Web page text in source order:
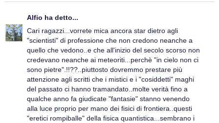
Alfio ha detto...
Cari ragazzi...vorrete mica ancora star dietro agli
"scientisti" di professione che non credono neanche a
quello che vedono..e che all'inizio del secolo scorso non
credevano neanche ai meteoriti...perchè "in cielo non ci
sono pietre".!!??..piuttosto dovremmo prestare più
attenzione agli scritti che i mistici e i "cosiddetti" maghi
del passato ci hanno tramandato..molte verità fino a
qualche anno fa giudicate "fantasie" stanno venendo
alla luce proprio per mano dei fisici di frontiera..questi
"eretici rompiballe" della fisica quantistica...sembrano i